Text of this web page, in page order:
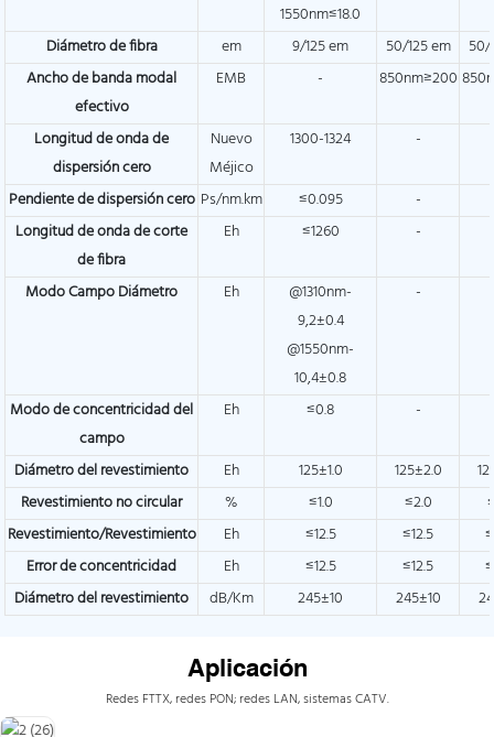
1550nm≤18.0
Diámetro de fibra em 9/125 em 50/125 em
50/
Ancho de banda modal
efectivo
EMB - 850nm≥200
Longitud de onda de
dispersión cero
Nuevo
Méjico
1300-1324 -
Pendiente de dispersión cero Ps/nm.km ≤0.095
-
Longitud de onda de corte
de fibra
Eh ≤1260 -
Modo Campo Diámetro Eh
@1310nm-
9,2±0.4
@1550nm-
10,4±0.8
-
Modo de concentricidad del
campo
Eh ≤0.8 -
Diámetro del revestimiento Eh 125±1.0 125±2.0
Revestimiento no circular
% ≤1.0 ≤2.0
Revestimiento/Revestimiento
Eh ≤12.5 ≤12.5
Error de concentricidad
Eh ≤12.5 ≤12.5
Diámetro del revestimiento
dB/Km 245±10 245±10
Aplicación
Redes FTTX, redes PON; redes LAN, sistemas CATV.